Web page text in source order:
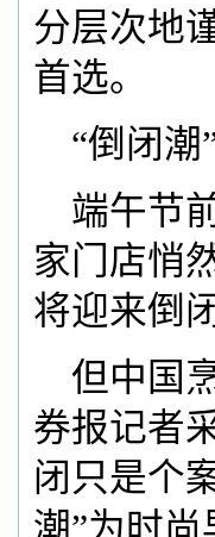
分层次地
首选。
“倒闭潮
端午节
家门店悄
将迎来倒
但中国
券报记者
闭只是个
潮”为时尚